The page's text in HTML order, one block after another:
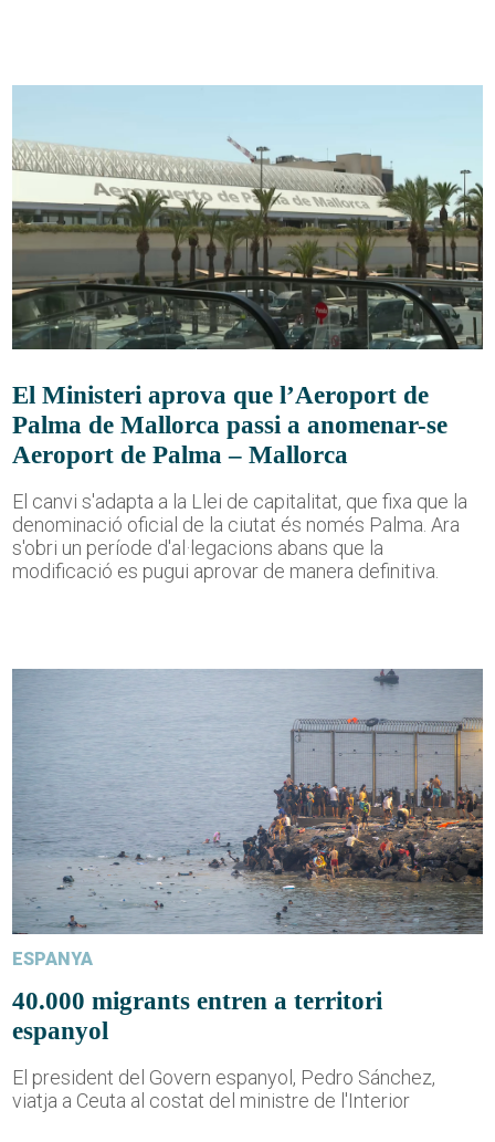
El Ministeri aprova que l’Aeroport de
Palma de Mallorca passi a anomenar-se
Aeroport de Palma – Mallorca
El canvi s'adapta a la Llei de capitalitat, que fixa que la
denominació oficial de la ciutat és només Palma. Ara
s'obri un període d'al·legacions abans que la
modificació es pugui aprovar de manera definitiva.
ESPANYA
40.000 migrants entren a territori
espanyol
El president del Govern espanyol, Pedro Sánchez,
viatja a Ceuta al costat del ministre de l'Interior